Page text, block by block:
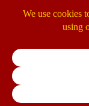
Yoder